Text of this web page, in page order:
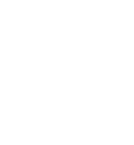
და დათვლილი
12 საათის შემდეგ. Ceramic Pro
Ceramic Pro Tag გამოდგება
ადგილად ხდის.
of Substances of Very High
this is an independent test report,
— HL1, HL2 and HL3, the most
density Ds(4) 0.00 and VOF4
გამოყენების
— ეს არის საორიენტაციო
მნიშვნელოვანია. SGS-ის
კლასიფიკაცია.
დაექვემდებარა
(კონუსური კალორიმეტრი)
პრაქტიკულად არანაირი